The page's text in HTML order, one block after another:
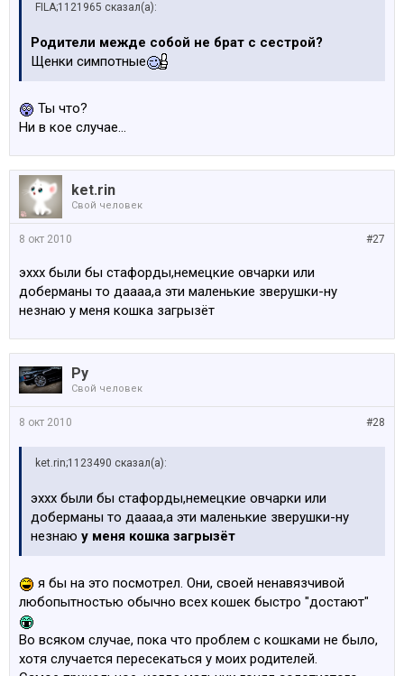
FILA;1121965 сказал(а):
Родители межде собой не брат с сестрой?
Щенки симпотные
Ты что?
Ни в кое случае...
ket.rin
Свой человек
#27
8 окт 2010
эххх были бы стафорды,немецкие овчарки или
доберманы то даааа,а эти маленькие зверушки-ну
незнаю у меня кошка загрызёт
Ру
Свой человек
#28
8 окт 2010
ket.rin;1123490 сказал(а):
эххх были бы стафорды,немецкие овчарки или
доберманы то даааа,а эти маленькие зверушки-ну
незнаю у меня кошка загрызёт
я бы на это посмотрел. Они, своей ненавязчивой
любопытностью обычно всех кошек быстро "достают"
Во всяком случае, пока что проблем с кошками не было,
хотя случается пересекаться у моих родителей.